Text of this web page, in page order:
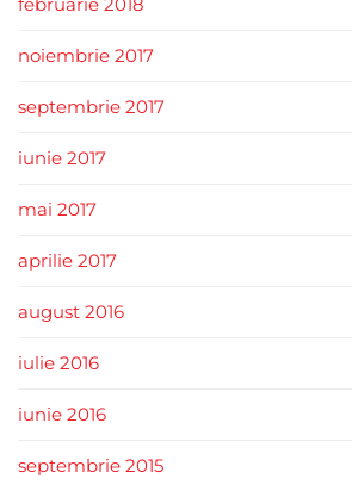
noiembrie 2017
septembrie 2017
iunie 2017
mai 2017
aprilie 2017
august 2016
iulie 2016
iunie 2016
septembrie 2015